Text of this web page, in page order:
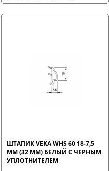
ШТАПИК VEKA WHS 60 18-7,5
ММ (32 ММ) БЕЛЫЙ С ЧЕРНЫМ
УПЛОТНИТЕЛЕМ